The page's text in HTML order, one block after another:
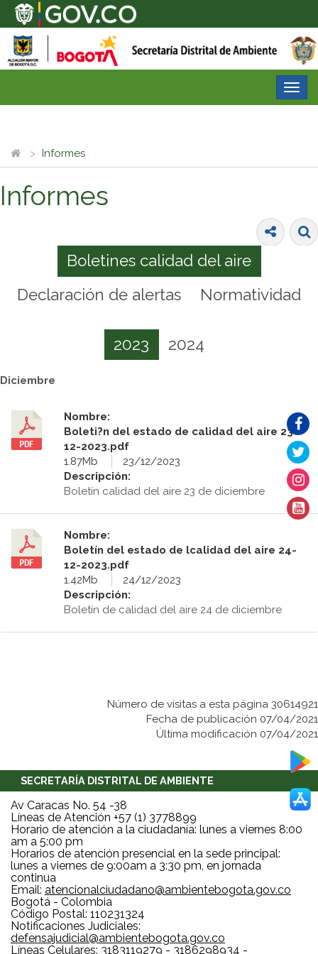
Informes
Informes
Boletines calidad del aire
Declaración de alertas
Normatividad
2023 2024
Diciembre
Nombre:
Boleti?n del estado de calidad del aire 23-
12-2023.pdf
1.87Mb
23/12/2023
Descripción:
Boletín calidad del aire 23 de diciembre
Nombre:
Boletín del estado de lcalidad del aire 24-
12-2023.pdf
1.42Mb
24/12/2023
Descripción:
Boletín de calidad del aire 24 de diciembre
Número de visitas a esta página 30614921
Fecha de publicación 07/04/2021
Última modificación 07/04/2021
SECRETARÍA DISTRITAL DE AMBIENTE
Av Caracas No. 54 -38
Líneas de Atención +57 (1) 3778899
Horario de atención a la ciudadanía: lunes a viernes 8:00
am a 5:00 pm
Horarios de atención presencial en la sede principal:
lunes a viernes de 9:00am a 3:30 pm, en jornada
continua
Email: atencionalciudadano@ambientebogota.gov.co
Bogotá - Colombia
Código Postal: 110231324
Notificaciones Judiciales:
defensajudicial@ambientebogota.gov.co
Líneas Celulares: 3183119279 - 3186298934 -